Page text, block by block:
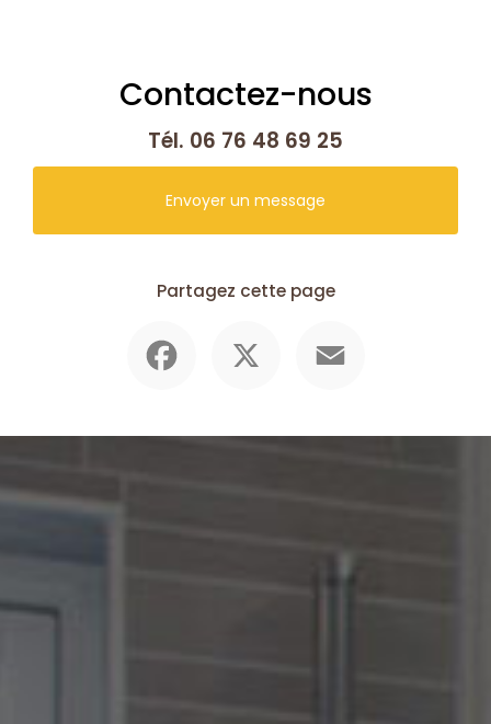
Contactez-nous
Tél. 06 76 48 69 25
Envoyer un message
Partagez cette page